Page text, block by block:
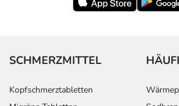
SCHMERZMITTEL
Kopfschmerztabletten